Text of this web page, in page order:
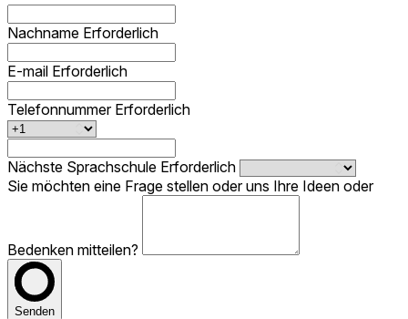
Nachname Erforderlich
E-mail Erforderlich
Telefonnummer Erforderlich
Nächste Sprachschule Erforderlich
Sie möchten eine Frage stellen oder uns Ihre Ideen oder
Bedenken mitteilen?
Senden